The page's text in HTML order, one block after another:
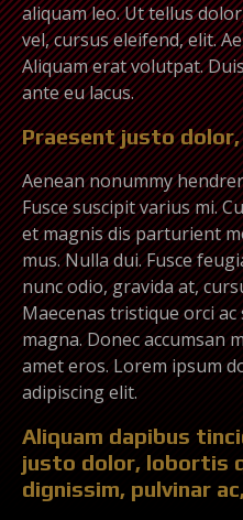
aliquam leo. Ut tellus
vel, cursus eleifend, elit.
Aliquam erat volutpat.
ante eu lacus.
Praesent justo
Aenean nonummy
Fusce suscipit varius mi.
et magnis dis parturient
mus. Nulla dui. Fusce
nunc odio, gravida at,
Maecenas tristique orci
magna. Donec accumsan
amet eros. Lorem ipsum
adipiscing elit.
Aliquam dapibus
justo dolor, lobortis
dignissim, pulvinar